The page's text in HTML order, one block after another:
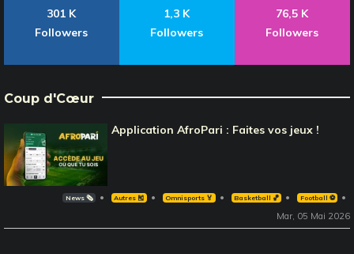
301 K
Followers
1,3 K
Followers
76,5 K
Followers
Coup d'Cœur
Application AfroPari : Faites vos jeux !
News 🗞️ Autres 🎽 Omnisports 🏅 Basketball 🏀 Football ⚽️
Mar, 05 Mai 2026